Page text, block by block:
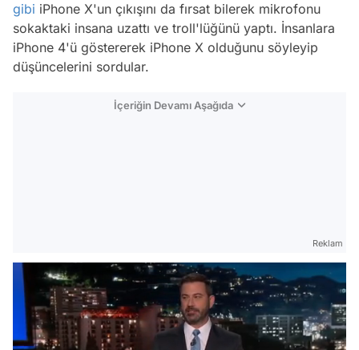
gibi iPhone X'un çıkışını da fırsat bilerek mikrofonu
sokaktaki insana uzattı ve troll'lüğünü yaptı. İnsanlara
iPhone 4'ü göstererek iPhone X olduğunu söyleyip
düşüncelerini sordular.
İçeriğin Devamı Aşağıda
Reklam